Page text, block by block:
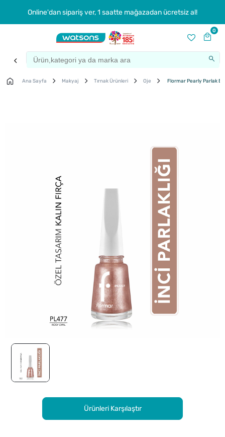
Online'dan sipariş ver, 1 saatte mağazadan ücretsiz al!
0
Ana Sayfa Makyaj Tırnak Ürünleri Oje Flormar Pearly Parlak
Ürünleri Karşılaştır